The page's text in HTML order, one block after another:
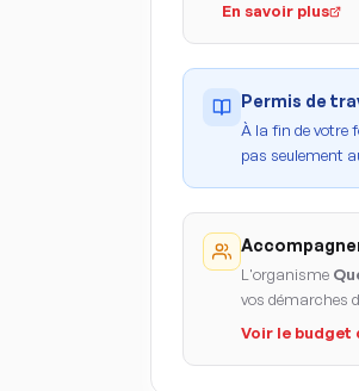
En savoir plus
Permis de
À la fin de votre
pas seulement
L'organisme
vos démarches
Voir le budget